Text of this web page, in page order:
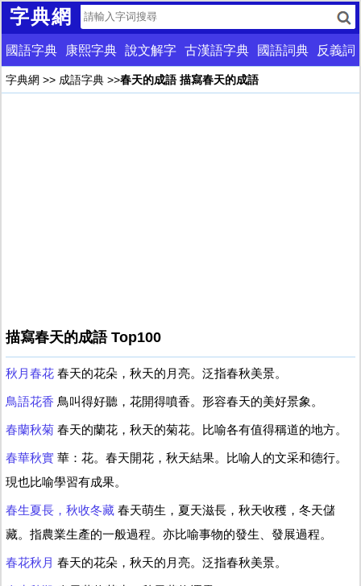
字典網
國語字典 康熙字典 說文解字 古漢語字典 國語詞典 反義詞
字典網 >> 成語字典 >>春天的成語 描寫春天的成語
描寫春天的成語 Top100
秋月春花 春天的花朵，秋天的月亮。泛指春秋美景。
鳥語花香 鳥叫得好聽，花開得噴香。形容春天的美好景象。
春蘭秋菊 春天的蘭花，秋天的菊花。比喻各有值得稱道的地方。
春華秋實 華：花。春天開花，秋天結果。比喻人的文采和德行。
現也比喻學習有成果。
春生夏長，秋收冬藏 春天萌生，夏天滋長，秋天收穫，冬天儲
藏。指農業生產的一般過程。亦比喻事物的發生、發展過程。
春花秋月 春天的花朵，秋天的月亮。泛指春秋美景。